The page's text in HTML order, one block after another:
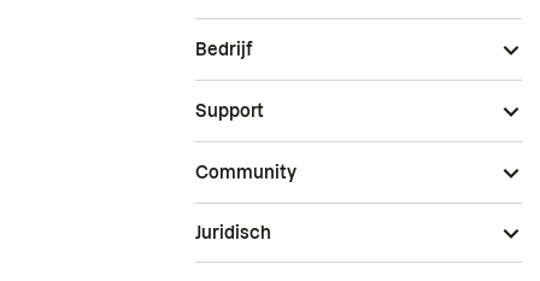
Bedrijf
Support
Community
Juridisch